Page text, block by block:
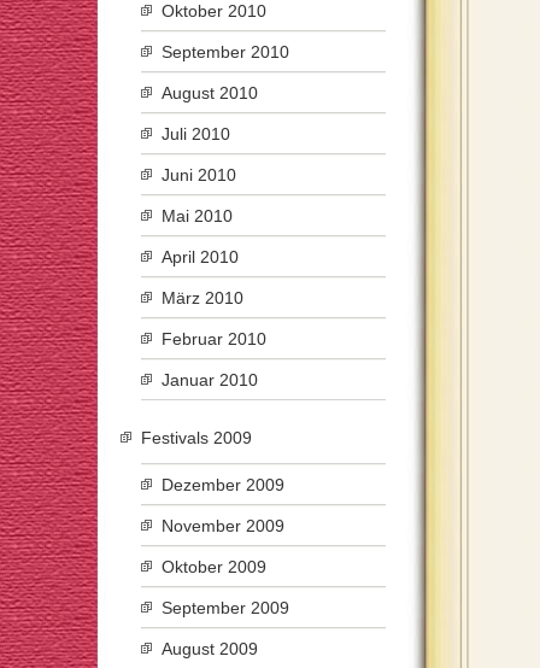
Oktober 2010
September 2010
August 2010
Juli 2010
Juni 2010
Mai 2010
April 2010
März 2010
Februar 2010
Januar 2010
Festivals 2009
Dezember 2009
November 2009
Oktober 2009
September 2009
August 2009